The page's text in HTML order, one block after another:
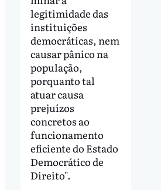
legitimidade das
instituições
democráticas, nem
causar pânico na
população,
porquanto tal
atuar causa
prejuízos
concretos ao
funcionamento
eficiente do Estado
Democrático de
Direito".